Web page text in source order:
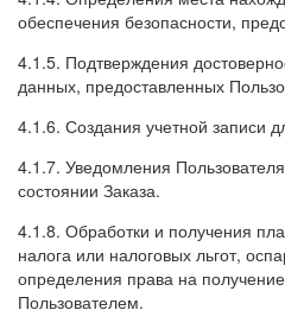
обеспечения безопасности,
4.1.5. Подтверждения
данных, предоставленных
4.1.6. Создания учетной записи
4.1.7. Уведомления
состоянии Заказа.
4.1.8. Обработки и получения
налога или налоговых льгот,
определения права на
Пользователем.